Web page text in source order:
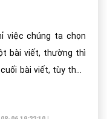
việc chúng ta chọn
bài viết, thường thì
bài viết, tùy theo